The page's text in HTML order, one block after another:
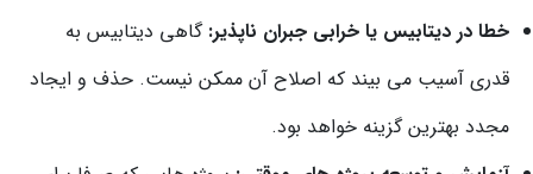
خطا در دیتابیس یا خرابی جبران ناپذیر: گاهی دیتابیس به
قدری آسیب می بیند که اصلاح آن ممکن نیست. حذف و ایجاد
مجدد بهترینگزینه خواهد بود.